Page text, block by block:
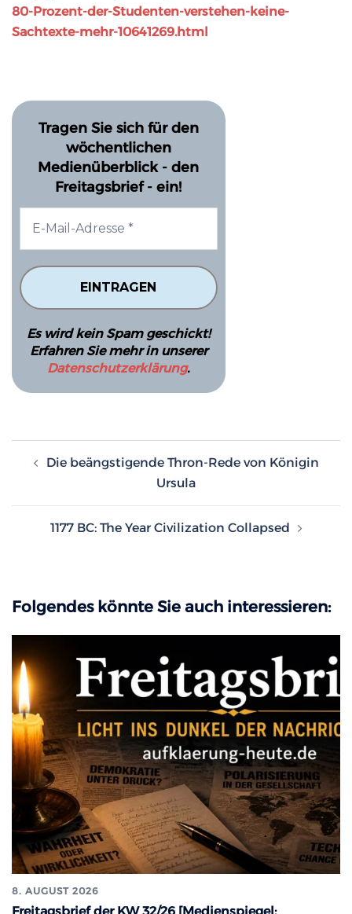
80-Prozent-der-Studenten-verstehen-keine-
Sachtexte-mehr-10641269.html
Tragen Sie sich für den
wöchentlichen
Medienüberblick - den
Freitagsbrief - ein!
Es wird kein Spam geschickt!
Erfahren Sie mehr in unserer
Datenschutzerklärung.
Die beängstigende Thron-Rede von Königin
Ursula
1177 BC: The Year Civilization Collapsed
Folgendes könnte Sie auch interessieren:
8. AUGUST 2026
Freitagsbrief der KW 32/26 [Medienspiegel: